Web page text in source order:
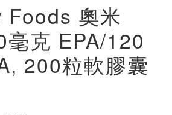
角弼街20號12樓B  |  RealDeal 保健品 |
WhatsApp 9560 0709
Foods 奧米
克 EPA/120
200粒軟膠囊